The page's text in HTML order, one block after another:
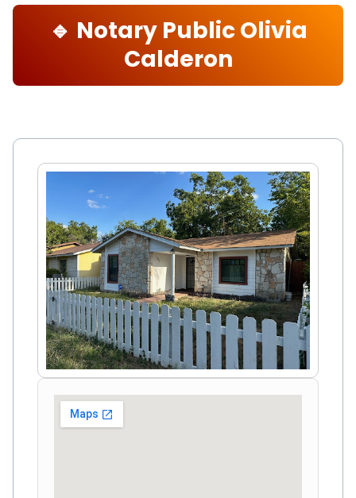
🔹 Notary Public Olivia
Calderon